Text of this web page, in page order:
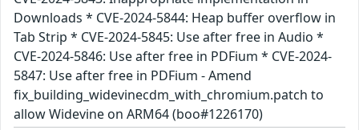
Downloads * CVE-2024-5844: Heap buffer overflow in
Tab Strip * CVE-2024-5845: Use after free in Audio *
CVE-2024-5846: Use after free in PDFium * CVE-2024-
5847: Use after free in PDFium - Amend
fix_building_widevinecdm_with_chromium.patch to
allow Widevine on ARM64 (boo#1226170)